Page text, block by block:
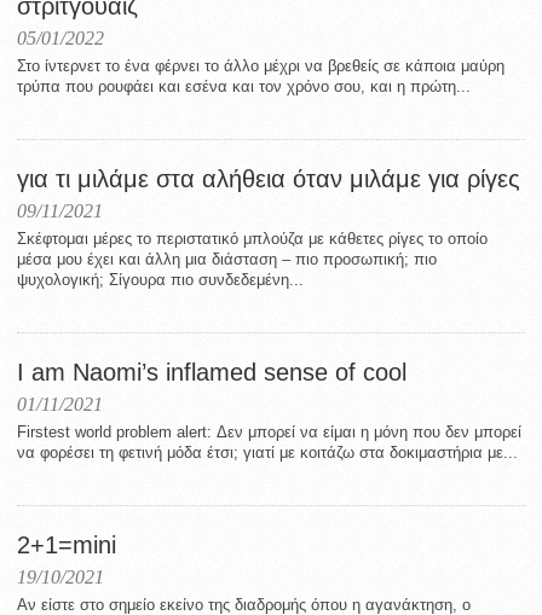
στρίτγουάιζ
05/01/2022
Στο ίντερνετ το ένα φέρνει το άλλο μέχρι να βρεθείς σε κάποια μαύρη
τρύπα που ρουφάει και εσένα και τον χρόνο σου, και η πρώτη...
για τι μιλάμε στα αλήθεια όταν μιλάμε για ρίγες
09/11/2021
Σκέφτομαι μέρες το περιστατικό μπλούζα με κάθετες ρίγες το οποίο
μέσα μου έχει και άλλη μια διάσταση – πιο προσωπική; πιο
ψυχολογική; Σίγουρα πιο συνδεδεμένη...
I am Naomi’s inflamed sense of cool
01/11/2021
Firstest world problem alert: Δεν μπορεί να είμαι η μόνη που δεν μπορεί
να φορέσει τη φετινή μόδα έτσι; γιατί με κοιτάζω στα δοκιμαστήρια με...
2+1=mini
19/10/2021
Αν είστε στο σημείο εκείνο της διαδρομής όπου η αγανάκτηση, ο